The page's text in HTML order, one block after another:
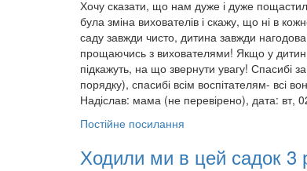
Хочу сказати, що нам дуже і дуже
була зміна вихователів і скажу, що ні в
саду завжди чисто, дитина завжди
прощаючись з вихователями! Якщо у
підкажуть, на що звернути увагу! Спасибі
порядку), спасибі всім воспітателям- всі
Надіслав: мама (не перевірено), дата: вт,
Постійне посилання
Ходили ми в цей садок 3